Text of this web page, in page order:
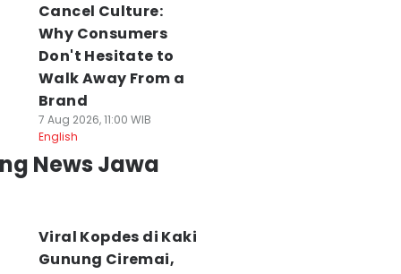
Cancel Culture:
Why Consumers
Don't Hesitate to
Walk Away From a
Brand
7 Aug 2026, 11:00 WIB
English
News Jawa
Viral Kopdes di Kaki
Gunung Ciremai,